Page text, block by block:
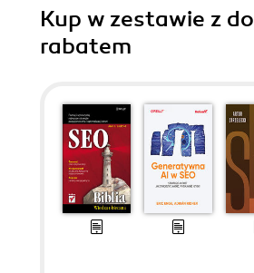
Kup w zestawie z
rabatem